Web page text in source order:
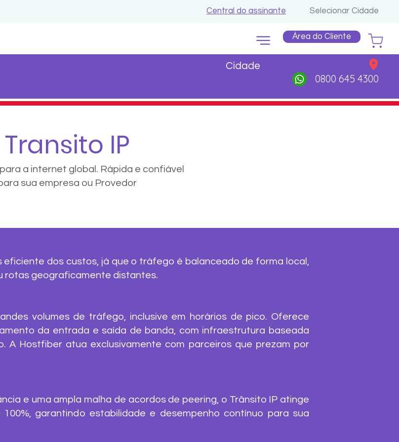
Central do assinante Selecionar Cidade
Área do Cliente
Cidade
0800 645 4300
Transito IP
a internet global. Rápida e confiável
sua empresa ou Provedor
eficiente dos custos, já que o tráfego é balanceado de forma local,
rotas geograficamente distantes.
volumes de tráfego, inclusive em horários de pico. Oferece
da entrada e saída de banda, com infraestrutura baseada
A Hostfiber atua exclusivamente com parceiros que prezam por
e uma ampla malha de acordos de peering, o Trânsito IP atinge
garantindo estabilidade e desempenho contínuo para sua